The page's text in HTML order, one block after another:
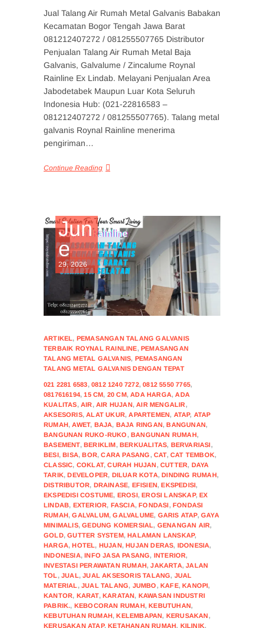
Jual Talang Air Rumah Metal Galvanis Babakan
Kecamatan Bogor Tengah Jawa Barat
081212407272 / 081255507765 Distributor
Penjualan Talang Air Rumah Metal Baja
Galvanis, Galvalume / Zincalume Roynal
Rainline Ex Lindab. Melayani Penjualan Area
Jabodetabek Maupun Luar Kota Seluruh
Indonesia Hub: (021-22816583 –
081212407272 / 081255507765). Talang metal
galvanis Roynal Rainline menerima
pengiriman…
Continue Reading
Jun
e
29, 2026
ARTIKEL, PEMASANGAN TALANG GALVANIS
TERBAIK ROYNAL RAINLINE,PEMASANGAN
TALANG METAL GALVANIS, PEMASANGAN
TALANG METAL GALVANIS DENGAN TEPAT
021 2281 6583,0812 1240 7272,0812 5550 7765,
0817616194,15 CM, 20 CM,ADA HARGA,ADA
KUALITAS,AIR,AIR HUJAN,AIR MENGALIR,
AKSESORIS,ALAT UKUR,APARTEMEN, ATAP, ATAP
RUMAH,AWET, BAJA, BAJA RINGAN,BANGUNAN,
BANGUNAN RUKO-RUKO ,BANGUNAN RUMAH,
BASEMENT,BERIKLIM,BERKUALITAS, BERVARIASI,
BESI,BISA,BOR,CARA PASANG ,CAT,CAT TEMBOK,
CLASSIC, COKLAT,CURAH HUJAN,CUTTER, DAYA
TARIK,DEVELOPER, DILUAR KOTA,DINDING RUMAH,
DISTRIBUTOR, DRAINASE, EFISIEN,EKSPEDISI,
EKSPEDISI COSTUME, EROSI,EROSI LANSKAP,EX
LINDAB, EXTERIOR, FASCIA,FONDASI,FONDASI
RUMAH,GALVALUM,GALVALUME, GARIS ATAP,GAYA
MINIMALIS,GEDUNG KOMERSIAL, GENANGAN AIR,
GOLD,GUTTER SYSTEM,HALAMAN LANSKAP,
HARGA,HOTEL, HUJAN,HUJAN DERAS, IDONESIA,
INDONESIA,INFO JASA PASANG, INTERIOR,
INVESTASI PERAWATAN RUMAH,JAKARTA,JALAN
TOL ,JUAL,JUAL AKSESORIS TALANG, JUAL
MATERIAL ,JUAL TALANG, JUMBO ,KAFE,KANOPI,
KANTOR, KARAT,KARATAN, KAWASAN INDUSTRI
PABRIK., KEBOCORAN RUMAH,KEBUTUHAN,
KEBUTUHAN RUMAH,KELEMBAPAN, KERUSAKAN,
KERUSAKAN ATAP,KETAHANAN RUMAH, KILINIK,